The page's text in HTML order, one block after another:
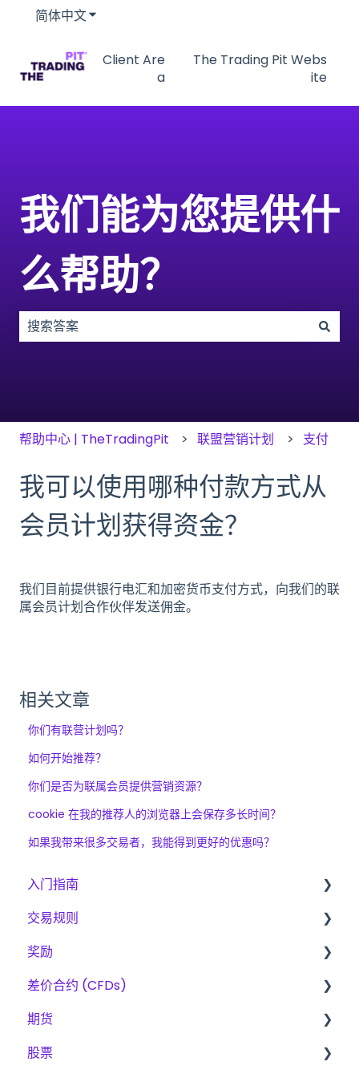
简体中文显示翻译的子菜单
Client Are
a
The Trading Pit Webs
ite
我们能为您提供什
么帮助？
帮助中心 | TheTradingPit 联盟营销计划 支付
我可以使用哪种付款方式从
会员计划获得资金？
我们目前提供银行电汇和加密货币支付方式，向我们的联
属会员计划合作伙伴发送佣金。
相关文章
你们有联营计划吗？
如何开始推荐？
你们是否为联属会员提供营销资源？
cookie 在我的推荐人的浏览器上会保存多长时间？
如果我带来很多交易者，我能得到更好的优惠吗？
入门指南
入门指南
The Trading Pit – 我们是谁
采购
产品
账户验证
交易规则
差价合约、期货与股票的基本规则
CFD
期貨
股票
奖励
费用
奖励方法
差价合约 (CFDs)
产品
交易
期货
扩容计划
股票